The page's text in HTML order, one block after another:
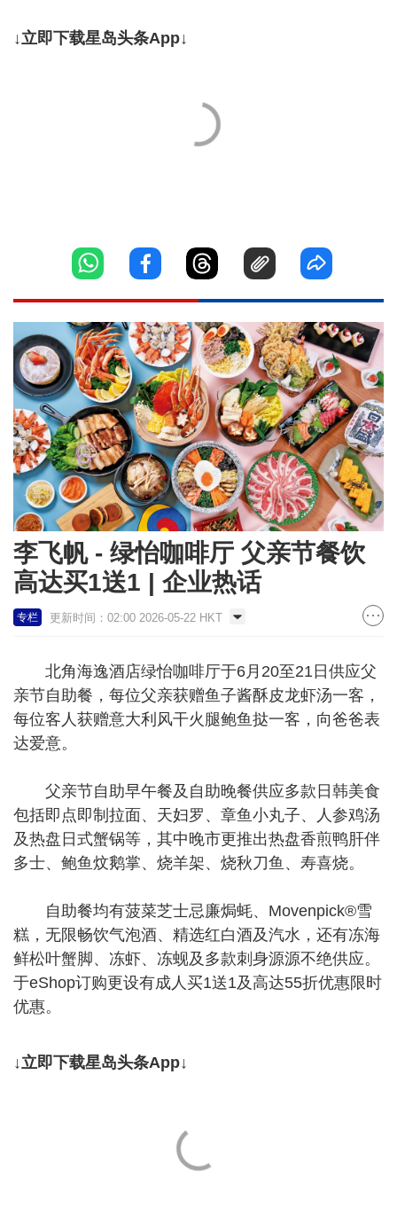
↓立即下载星岛头条App↓
李飞帆 - 绿怡咖啡厅 父亲节餐饮
高达买1送1 | 企业热话
专栏 更新时间：02:00 2026-05-22 HKT
北角海逸酒店绿怡咖啡厅于6月20至21日供应父
亲节自助餐，每位父亲获赠鱼子酱酥皮龙虾汤一客，
每位客人获赠意大利风干火腿鲍鱼挞一客，向爸爸表
达爱意。
父亲节自助早午餐及自助晚餐供应多款日韩美食
包括即点即制拉面、天妇罗、章鱼小丸子、人参鸡汤
及热盘日式蟹锅等，其中晚市更推出热盘香煎鸭肝伴
多士、鲍鱼炆鹅掌、烧羊架、烧秋刀鱼、寿喜烧。
自助餐均有菠菜芝士忌廉焗蚝、Movenpick®雪
糕，无限畅饮气泡酒、精选红白酒及汽水，还有冻海
鲜松叶蟹脚、冻虾、冻蚬及多款刺身源源不绝供应。
于eShop订购更设有成人买1送1及高达55折优惠限时
优惠。
↓立即下载星岛头条App↓